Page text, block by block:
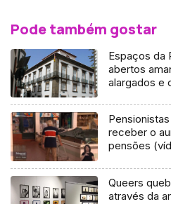
Pode também gostar
Espaços da
abertos
alargados e
receber o
pensões
Queers
através da